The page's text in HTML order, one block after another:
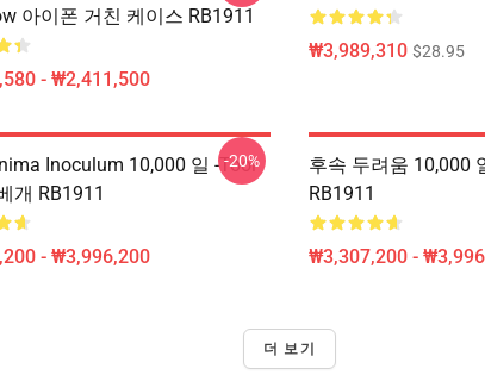
아이폰 거친 케이스 RB1911
- ₩2,411,500
₩3,989,310 $28.95
Inoculum 10,000 일 -tool
개 RB1911
- ₩3,996,200
-20%
후속 두려움 10,000
RB1911
₩3,307,200 -
더 보기